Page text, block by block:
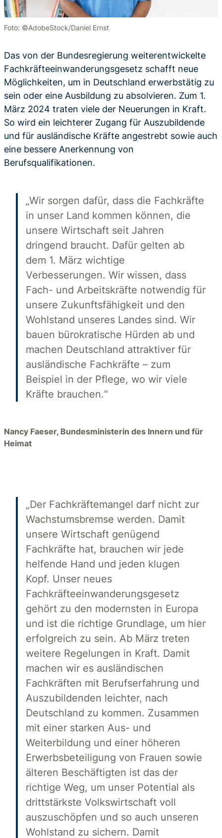
Foto: ©AdobeStock/Daniel Ernst
Das von der Bundesregierung weiterentwickelte
Fachkräfteeinwanderungsgesetz schafft neue
Möglichkeiten, um in Deutschland erwerbstätig zu
sein oder eine Ausbildung zu absolvieren. Zum 1.
März 2024 traten viele der Neuerungen in Kraft.
So wird ein leichterer Zugang für Auszubildende
und für ausländische Kräfte angestrebt sowie auch
eine bessere Anerkennung von
Berufsqualifikationen.
„Wir sorgen dafür, dass die Fachkräfte
in unser Land kommen können, die
unsere Wirtschaft seit Jahren
dringend braucht. Dafür gelten ab
dem 1. März wichtige
Verbesserungen. Wir wissen, dass
Fach- und Arbeitskräfte notwendig für
unsere Zukunftsfähigkeit und den
Wohlstand unseres Landes sind. Wir
bauen bürokratische Hürden ab und
machen Deutschland attraktiver für
ausländische Fachkräfte – zum
Beispiel in der Pflege, wo wir viele
Kräfte brauchen.“
Nancy Faeser, Bundesministerin des Innern und für
Heimat
„Der Fachkräftemangel darf nicht zur
Wachstumsbremse werden. Damit
unsere Wirtschaft genügend
Fachkräfte hat, brauchen wir jede
helfende Hand und jeden klugen
Kopf. Unser neues
Fachkräfteeinwanderungsgesetz
gehört zu den modernsten in Europa
und ist die richtige Grundlage, um hier
erfolgreich zu sein. Ab März treten
weitere Regelungen in Kraft. Damit
machen wir es ausländischen
Fachkräften mit Berufserfahrung und
Auszubildenden leichter, nach
Deutschland zu kommen. Zusammen
mit einer starken Aus- und
Weiterbildung und einer höheren
Erwerbsbeteiligung von Frauen sowie
älteren Beschäftigten ist das der
richtige Weg, um unser Potential als
drittstärkste Volkswirtschaft voll
auszuschöpfen und so auch unseren
Wohlstand zu sichern. Damit